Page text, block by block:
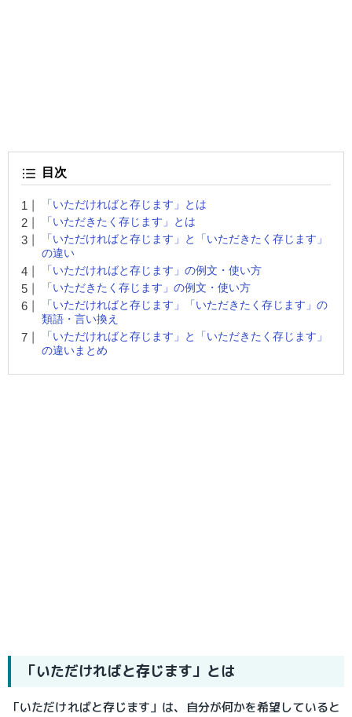
目次
「いただければと存じます」とは
「いただきたく存じます」とは
「いただければと存じます」と「いただきたく存じます」
の違い
「いただければと存じます」の例文・使い方
「いただきたく存じます」の例文・使い方
「いただければと存じます」「いただきたく存じます」の
類語・言い換え
「いただければと存じます」と「いただきたく存じます」
の違いまとめ
「いただければと存じます」とは
「いただければと存じます」は、自分が何かを希望していると